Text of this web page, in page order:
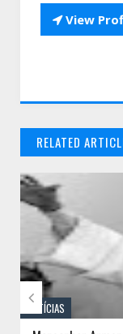
View
RELATED
NOTÍCIAS
